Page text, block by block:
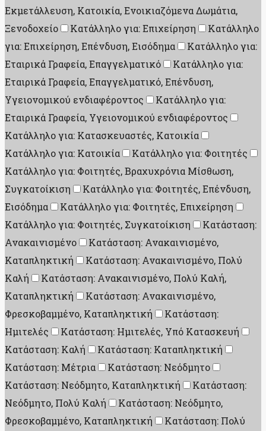
Εκμετάλλευση, Κατοικία, Ενοικιαζόμενα Δωμάτια,
Ξενοδοχείο
Κατάλληλο για: Επιχείρηση
Κατάλληλο
για: Επιχείρηση, Επένδυση, Εισόδημα
Κατάλληλο για:
Εταιρικά Γραφεία, Επαγγελματικό
Κατάλληλο για:
Εταιρικά Γραφεία, Επαγγελματικό, Επένδυση,
Υγειονομικού ενδιαφέροντος
Κατάλληλο για:
Εταιρικά Γραφεία, Υγειονομικού ενδιαφέροντος
Κατάλληλο για: Κατασκευαστές, Κατοικία
Κατάλληλο για: Κατοικία
Κατάλληλο για: Φοιτητές
Κατάλληλο για: Φοιτητές, Βραχυχρόνια Μίσθωση,
Συγκατοίκιση
Κατάλληλο για: Φοιτητές, Επένδυση,
Εισόδημα
Κατάλληλο για: Φοιτητές, Επιχείρηση
Κατάλληλο για: Φοιτητές, Συγκατοίκιση
Κατάσταση:
Ανακαινισμένο
Κατάσταση: Ανακαινισμένο,
Καταπληκτική
Κατάσταση: Ανακαινισμένο, Πολύ
Καλή
Κατάσταση: Ανακαινισμένο, Πολύ Καλή,
Καταπληκτική
Κατάσταση: Ανακαινισμένο,
Φρεσκοβαμμένο, Καταπληκτική
Κατάσταση:
Ημιτελές
Κατάσταση: Ημιτελές, Υπό Κατασκευή
Κατάσταση: Καλή
Κατάσταση: Καταπληκτική
Κατάσταση: Μέτρια
Κατάσταση: Νεόδμητο
Κατάσταση: Νεόδμητο, Καταπληκτική
Κατάσταση:
Νεόδμητο, Πολύ Καλή
Κατάσταση: Νεόδμητο,
Φρεσκοβαμμένο, Καταπληκτική
Κατάσταση: Πολύ